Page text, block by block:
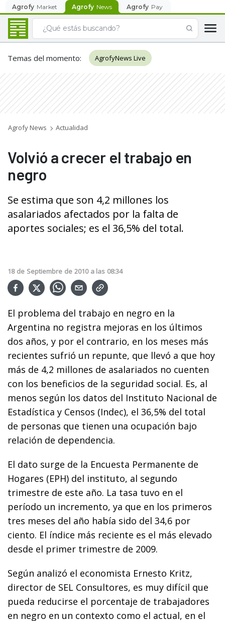
Agrofy Market Agrofy News Agrofy Pay
Temas del momento: AgrofyNews Live
Agrofy News Actualidad
Volvió a crecer el trabajo en
negro
Se estima que son 4,2 millones los
asalariados afectados por la falta de
aportes sociales; es el 36,5% del total.
18 de Septiembre de 2010 a las 08:34
El problema del trabajo en negro en la
Argentina no registra mejoras en los últimos
dos años, y por el contrario, en los meses más
recientes sufrió un repunte, que llevó a que hoy
más de 4,2 millones de asalariados no cuenten
con los beneficios de la seguridad social. Es, al
menos según los datos del Instituto Nacional de
Estadística y Censos (Indec), el 36,5% del total
de personas que tienen una ocupación bajo
relación de dependencia.
El dato surge de la Encuesta Permanente de
Hogares (EPH) del instituto, al segundo
trimestre de este año. La tasa tuvo en el
período un incremento, ya que en los primeros
tres meses del año había sido del 34,6 por
ciento. El índice más reciente es el más elevado
desde el primer trimestre de 2009.
Según analizó el economista Ernesto Kritz,
director de SEL Consultores, es muy difícil que
pueda reducirse el porcentaje de trabajadores
en negro en un contexto como el actual, en el